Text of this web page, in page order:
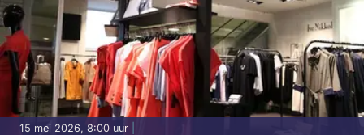
15 mei 2026, 8:00 uur